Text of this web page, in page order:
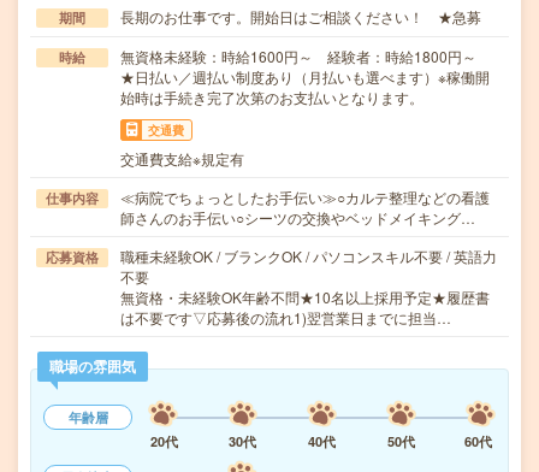
期間 長期のお仕事です。開始日はご相談ください！ ★急募
時給
無資格未経験：時給1600円～ 経験者：時給1800円～
★日払い／週払い制度あり（月払いも選べます）※稼働開
始時は手続き完了次第のお支払いとなります。
交通費
交通費支給※規定有
仕事内容
≪病院でちょっとしたお手伝い≫○カルテ整理などの看護
師さんのお手伝い○シーツの交換やベッドメイキング…
応募資格
職種未経験OK / ブランクOK / パソコンスキル不要 / 英語力
不要
無資格・未経験OK年齢不問★10名以上採用予定★履歴書
は不要です▽応募後の流れ1)翌営業日までに担当…
職場の雰囲気
年齢層
20代
30代 40代 50代
60代